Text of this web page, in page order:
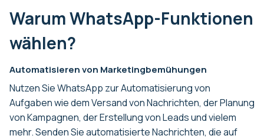
Warum WhatsApp-Funktionen
wählen?
Automatisieren von Marketingbemühungen
Nutzen Sie WhatsApp zur Automatisierung von
Aufgaben wie dem Versand von Nachrichten, der Planung
von Kampagnen, der Erstellung von Leads und vielem
mehr. Senden Sie automatisierte Nachrichten, die auf